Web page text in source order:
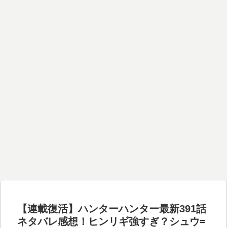
【連載復活】ハンターハンター最新391話
ネタバレ感想！ヒンリギ強すぎ？シュウ=